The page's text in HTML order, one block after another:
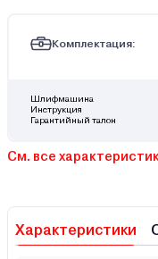
Комплектация:
Шлифмашина
Инструкция
Гарантийный талон
См. все
Характеристики